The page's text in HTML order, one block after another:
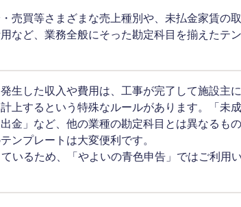
売買等さまざまな売上種別や、未払金家賃の
など、業務全般にそった勘定科目を揃えたテ
生した収入や費用は、工事が完了して施設主
上するという特殊なルールがあります。「未
金」など、他の業種の勘定科目とは異なるも
ンプレートは大変便利です。
いるため、「やよいの青色申告」ではご利用